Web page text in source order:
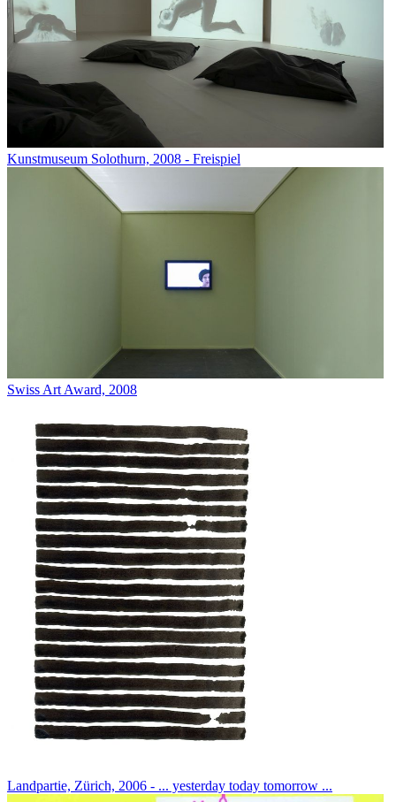
Kunstmuseum Solothurn, 2008 - Freispiel
Swiss Art Award, 2008
Landpartie, Zürich, 2006 - ... yesterday today tomorrow ...